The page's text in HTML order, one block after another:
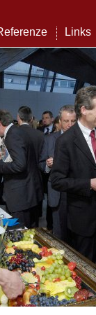
Links